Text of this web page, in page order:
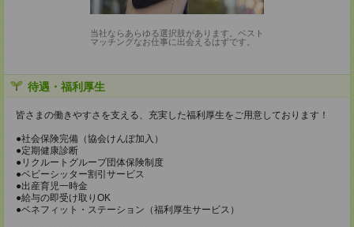
当社ならあらゆる選択肢があります。ベスト
マッチングなお仕事に出会えるはずです。
待遇・福利厚生
皆さまの働きやすさを支える、充実した福利厚生をご用意しております！
●社会保険完備（協会けんぽ加入）
●定期健康診断
●リクルートグループ団体保険制度
●ベビーシッター割引サービス
●出産育児一時金
●給与の即受け取りOK
●ベネフィット・ステーション（福利厚生サービス）